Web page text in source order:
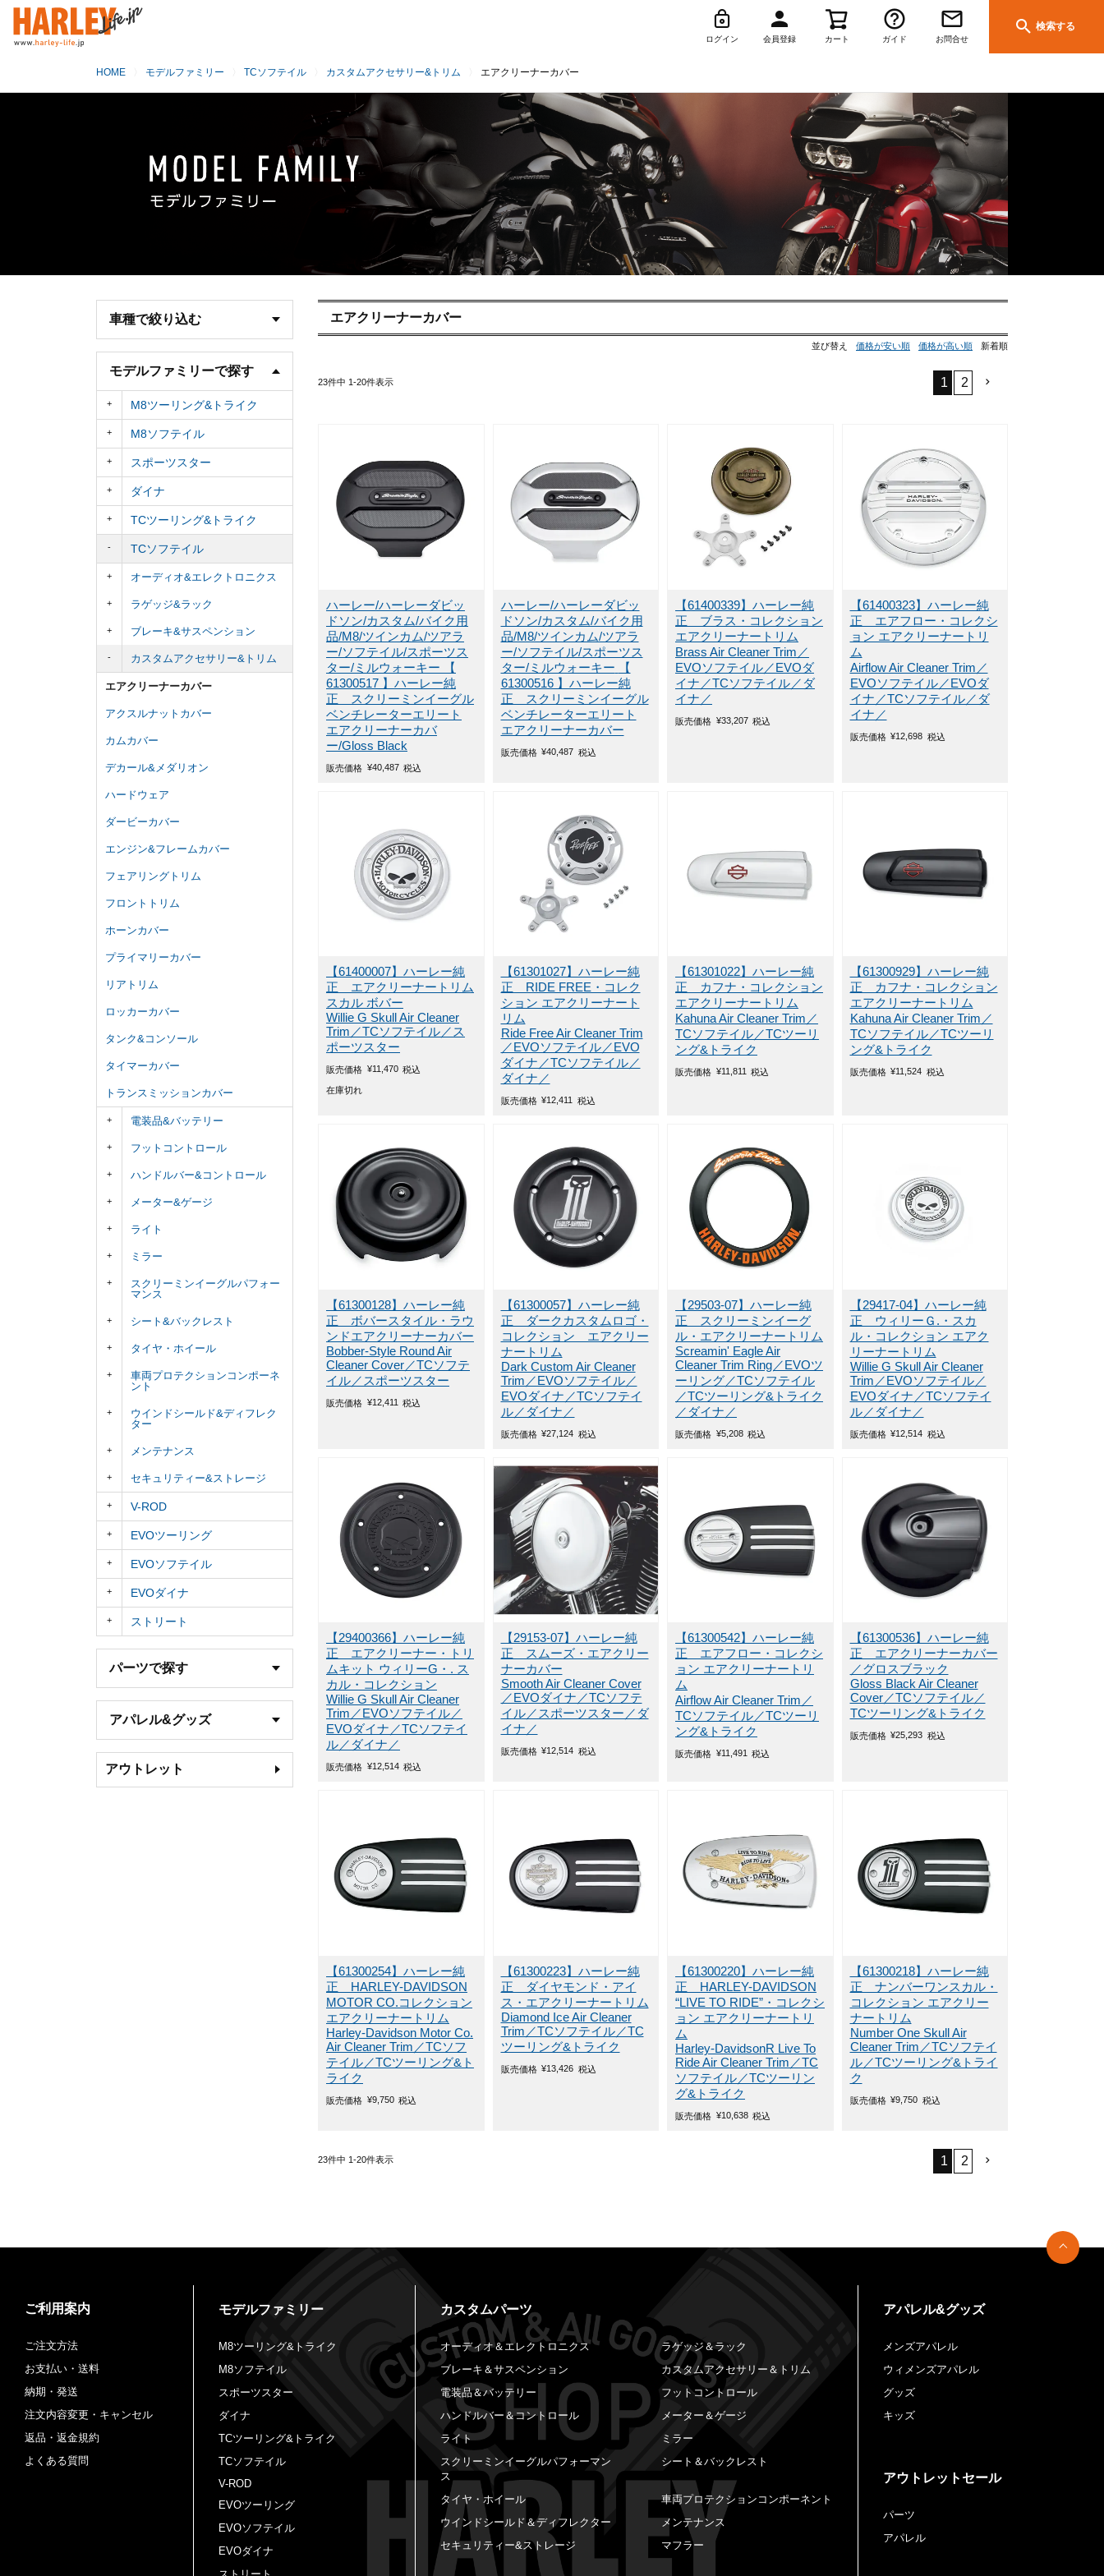
ログイン 会員登録 カート ガイド お問合せ
検索する
HOME モデルファミリー TCソフテイル カスタムアクセサリー&トリム エアクリーナーカバー
エアクリーナーカバー
並び替え 価格が安い順 価格が高い順 新着順
23件中 1-20件表示 1 2
ハーレー/ハーレーダビッ
ドソン/カスタム/バイク用
品/M8/ツインカム/ツアラ
ー/ソフテイル/スポーツス
ター/ミルウォーキー
【
61300517 】ハーレー純
正 スクリーミンイーグル
ベンチレーターエリート
エアクリーナーカバ
ー/Gloss Black
販売価格 ¥40,487 税込
ハーレー/ハーレーダビッ
ドソン/カスタム/バイク用
品/M8/ツインカム/ツアラ
ー/ソフテイル/スポーツス
ター/ミルウォーキー
【
61300516 】ハーレー純
正 スクリーミンイーグル
ベンチレーターエリート
エアクリーナーカバー
販売価格 ¥40,487 税込
【61400339】ハーレー純
正 ブラス・コレクション
エアクリーナートリム
Brass Air Cleaner Trim／
EVOソフテイル／EVOダ
イナ／TCソフテイル／ダ
イナ／
販売価格 ¥33,207 税込
【61400323】ハーレー純
正 エアフロー・コレクシ
ョン エアクリーナートリ
ム
Airflow Air Cleaner Trim／
EVOソフテイル／EVOダ
イナ／TCソフテイル／ダ
イナ／
販売価格 ¥12,698 税込
【61400007】ハーレー純
正 エアクリーナートリム
スカル ボバー
Willie G Skull Air Cleaner
Trim／TCソフテイル／ス
ポーツスター
販売価格 ¥11,470 税込
在庫切れ
【61301027】ハーレー純
正 RIDE FREE・コレク
ション エアクリーナート
リム
Ride Free Air Cleaner Trim
／EVOソフテイル／EVO
ダイナ／TCソフテイル／
ダイナ／
販売価格 ¥12,411 税込
【61301022】ハーレー純
正 カフナ・コレクション
エアクリーナートリム
Kahuna Air Cleaner Trim／
TCソフテイル／TCツーリ
ング&トライク
販売価格 ¥11,811 税込
【61300929】ハーレー純
正 カフナ・コレクション
エアクリーナートリム
Kahuna Air Cleaner Trim／
TCソフテイル／TCツーリ
ング&トライク
販売価格 ¥11,524 税込
【61300128】ハーレー純
正 ボバースタイル・ラウ
ンドエアクリーナーカバー
Bobber-Style Round Air
Cleaner Cover／TCソフテ
イル／スポーツスター
販売価格 ¥12,411 税込
【61300057】ハーレー純
正 ダークカスタムロゴ・
コレクション エアクリー
ナートリム
Dark Custom Air Cleaner
Trim／EVOソフテイル／
EVOダイナ／TCソフテイ
ル／ダイナ／
販売価格 ¥27,124 税込
【29503-07】ハーレー純
正 スクリーミンイーグ
ル・エアクリーナートリム
Screamin' Eagle Air
Cleaner Trim Ring／EVOツ
ーリング／TCソフテイル
／TCツーリング&トライク
／ダイナ／
販売価格 ¥5,208 税込
【29417-04】ハーレー純
正 ウィリーＧ.・スカ
ル・コレクション エアク
リーナートリム
Willie G Skull Air Cleaner
Trim／EVOソフテイル／
EVOダイナ／TCソフテイ
ル／ダイナ／
販売価格 ¥12,514 税込
【29400366】ハーレー純
正 エアクリーナー・トリ
ムキット ウィリーG・. ス
カル・コレクション
Willie G Skull Air Cleaner
Trim／EVOソフテイル／
EVOダイナ／TCソフテイ
ル／ダイナ／
販売価格 ¥12,514 税込
【29153-07】ハーレー純
正 スムーズ・エアクリー
ナーカバー
Smooth Air Cleaner Cover
／EVOダイナ／TCソフテ
イル／スポーツスター／ダ
イナ／
販売価格 ¥12,514 税込
【61300542】ハーレー純
正 エアフロー・コレクシ
ョン エアクリーナートリ
ム
Airflow Air Cleaner Trim／
TCソフテイル／TCツーリ
ング&トライク
販売価格 ¥11,491 税込
【61300536】ハーレー純
正 エアクリーナーカバー
／グロスブラック
Gloss Black Air Cleaner
Cover／TCソフテイル／
TCツーリング&トライク
販売価格 ¥25,293 税込
【61300254】ハーレー純
正 HARLEY-DAVIDSON
MOTOR CO.コレクション
エアクリーナートリム
Harley-Davidson Motor Co.
Air Cleaner Trim／TCソフ
テイル／TCツーリング&ト
ライク
販売価格 ¥9,750 税込
【61300223】ハーレー純
正 ダイヤモンド・アイ
ス・エアクリーナートリム
Diamond Ice Air Cleaner
Trim／TCソフテイル／TC
ツーリング&トライク
販売価格 ¥13,426 税込
【61300220】ハーレー純
正 HARLEY-DAVIDSON
“LIVE TO RIDE”・コレクシ
ョン エアクリーナートリ
ム
Harley-DavidsonR Live To
Ride Air Cleaner Trim／TC
ソフテイル／TCツーリン
グ&トライク
販売価格 ¥10,638 税込
【61300218】ハーレー純
正 ナンバーワンスカル・
コレクション エアクリー
ナートリム
Number One Skull Air
Cleaner Trim／TCソフテイ
ル／TCツーリング&トライ
ク
販売価格 ¥9,750 税込
23件中 1-20件表示 1 2
車種で絞り込む
モデルファミリーで探す
M8ツーリング&トライク
M8ソフテイル
スポーツスター
ダイナ
TCツーリング&トライク
TCソフテイル
オーディオ&エレクトロニクス
ラゲッジ&ラック
ブレーキ&サスペンション
カスタムアクセサリー&トリム
エアクリーナーカバー
アクスルナットカバー
カムカバー
デカール&メダリオン
ハードウェア
ダービーカバー
エンジン&フレームカバー
フェアリングトリム
フロントトリム
ホーンカバー
プライマリーカバー
リアトリム
ロッカーカバー
タンク&コンソール
タイマーカバー
トランスミッションカバー
電装品&バッテリー
フットコントロール
ハンドルバー&コントロール
メーター&ゲージ
ライト
ミラー
スクリーミンイーグルパフォー
マンス
シート&バックレスト
タイヤ・ホイール
車両プロテクションコンポーネ
ント
ウインドシールド&ディフレク
ター
メンテナンス
セキュリティー&ストレージ
V-ROD
EVOツーリング
EVOソフテイル
EVOダイナ
ストリート
パーツで探す
アパレル&グッズ
アウトレット
ご利用案内
ご注文方法
お支払い・送料
納期・発送
注文内容変更・キャンセル
返品・返金規約
よくある質問
モデルファミリー
M8ツーリング&トライク
M8ソフテイル
スポーツスター
ダイナ
TCツーリング&トライク
TCソフテイル
V-ROD
EVOツーリング
EVOソフテイル
EVOダイナ
カスタムパーツ
オーディオ＆エレクトロニクス
ラゲッジ＆ラック
ブレーキ＆サスペンション
カスタムアクセサリー＆トリム
電装品＆バッテリー
フットコントロール
ハンドルバー＆コントロール
メーター＆ゲージ
ライト
ミラー
スクリーミンイーグルパフォーマン
ス
シート＆バックレスト
タイヤ・ホイール
車両プロテクションコンポーネント
ウインドシールド＆ディフレクター
メンテナンス
セキュリティー&ストレージ
マフラー
アパレル&グッズ
メンズアパレル
ウィメンズアパレル
グッズ
キッズ
アウトレットセール
パーツ
アパレル